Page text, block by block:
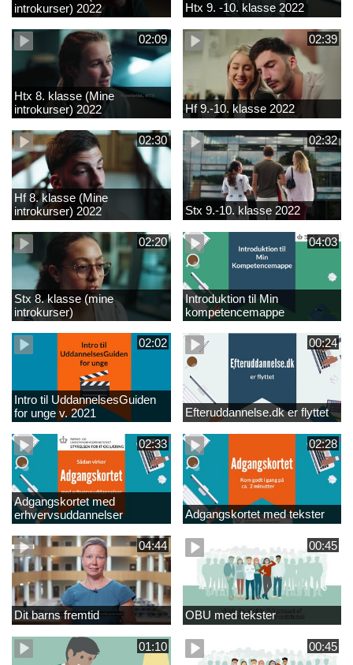
introkurser) 2022
Htx 9. -10. klasse 2022
02:09
Htx 8. klasse (Mine
introkurser) 2022
02:39
Hf 9.-10. klasse 2022
02:30
Hf 8. klasse (Mine
introkurser) 2022
02:32
Stx 9.-10. klasse 2022
02:20
Stx 8. klasse (mine
introkurser)
04:03
Introduktion til Min
kompetencemappe
02:02
Intro til UddannelsesGuiden
for unge v. 2021
00:24
Efteruddannelse.dk er flyttet
02:33
Adgangskortet med
erhvervsuddannelser
02:28
Adgangskortet med tekster
04:44
Dit barns fremtid
00:45
OBU med tekster
01:10 00:45